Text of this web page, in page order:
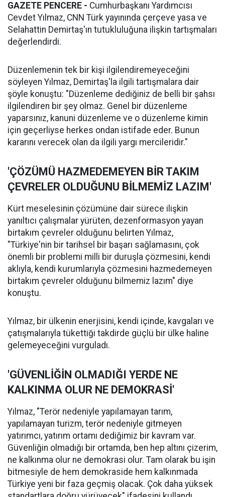
GAZETE PENCERE - Cumhurbaşkanı Yardımcısı
Cevdet Yılmaz, CNN Türk yayınında çerçeve yasa ve
Selahattin Demirtaş'ın tutukluluğuna ilişkin tartışmaları
değerlendirdi.
Düzenlemenin tek bir kişi ilgilendiremeyeceğini
söyleyen Yılmaz, Demirtaş'la ilgili tartışmalara dair
şöyle konuştu: "Düzenleme dediğiniz de belli bir şahsı
ilgilendiren bir şey olmaz. Genel bir düzenleme
yaparsınız, kanuni düzenleme ve o düzenleme kimin
için geçerliyse herkes ondan istifade eder. Bunun
kararını verecek olan da ilgili yargı mercileridir."
'ÇÖZÜMÜ HAZMEDEMEYEN BİR TAKIM
ÇEVRELER OLDUĞUNU BİLMEMİZ LAZIM'
Kürt meselesinin çözümüne dair sürece ilişkin
yanıltıcı çalışmalar yürüten, dezenformasyon yayan
birtakım çevreler olduğunu belirten Yılmaz,
"Türkiye'nin bir tarihsel bir başarı sağlamasını, çok
önemli bir problemi milli bir duruşla çözmesini, kendi
aklıyla, kendi kurumlarıyla çözmesini hazmedemeyen
birtakım çevreler olduğunu bilmemiz lazım" diye
konuştu.
Yılmaz, bir ülkenin enerjisini, kendi içinde, kavgaları ve
çatışmalarıyla tükettiği takdirde güçlü bir ülke haline
gelemeyeceğini vurguladı.
'GÜVENLİĞİN OLMADIĞI YERDE NE
KALKINMA OLUR NE DEMOKRASİ'
Yılmaz, "Terör nedeniyle yapılamayan tarım,
yapılamayan turizm, terör nedeniyle gitmeyen
yatırımcı, yatırım ortamı dediğimiz bir kavram var.
Güvenliğin olmadığı bir ortamda, ben hep altını çizerim,
ne kalkınma olur ne demokrasi olur. Tam olarak bu işin
bitmesiyle de hem demokraside hem kalkınmada
Türkiye yeni bir faza geçmiş olacak. Çok daha yüksek